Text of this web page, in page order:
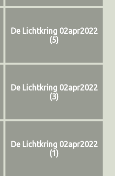
De Lichtkring 02apr2022
(5)
De Lichtkring 02apr2022
(3)
De Lichtkring 02apr2022
(1)